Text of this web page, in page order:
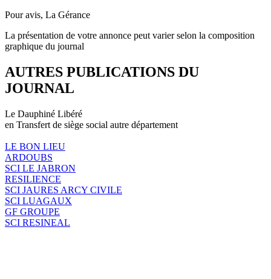
Pour avis, La Gérance
La présentation de votre annonce peut varier selon la composition
graphique du journal
AUTRES PUBLICATIONS DU
JOURNAL
Le Dauphiné Libéré
en Transfert de siège social autre département
LE BON LIEU
ARDOUBS
SCI LE JABRON
RESILIENCE
SCI JAURES ARCY CIVILE
SCI LUAGAUX
GF GROUPE
SCI RESINEAL